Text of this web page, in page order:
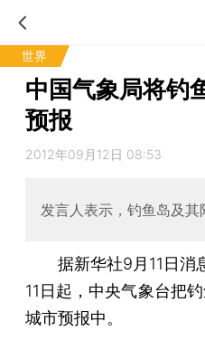
世界
中国气象局将钓
预报
2012年09月12日 08:53
发言人表示，钓鱼岛及
据新华社9月11日消息
11日起，中央气象台把
城市预报中。